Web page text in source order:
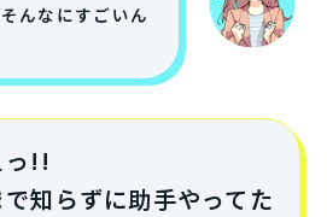
んなにすごいん
っ!!
知らずに助手やってた